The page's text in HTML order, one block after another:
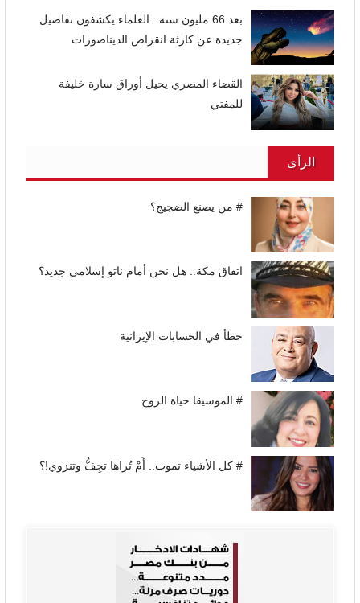
بعد 66 مليون سنة.. العلماء يكشفون تفاصيل
جديدة عن كارثة انقراض الديناصورات
القضاء المصري يحيل أوراق سارة خليفة
للمفتي
الرأى
# من يصنع الضجيج؟
اتفاق مكة.. هل نحن أمام ناتو إسلامي جديد؟
خطأ في الحسابات الإيرانية
# الموسيقا حياة الروح
# كل الأشياء تموت.. أَمْ تُراها تجِفُّ وتنزوي!؟